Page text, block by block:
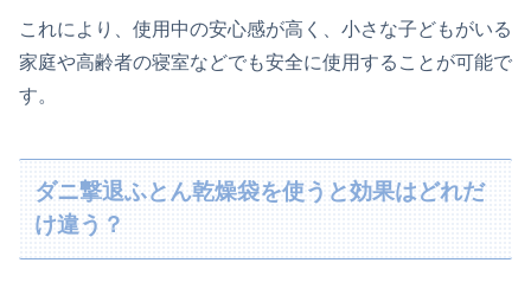
これにより、使用中の安心感が高く、小さな子どもがいる
家庭や高齢者の寝室などでも安全に使用することが可能で
す。
ダニ撃退ふとん乾燥袋を使うと効果はどれだ
け違う？